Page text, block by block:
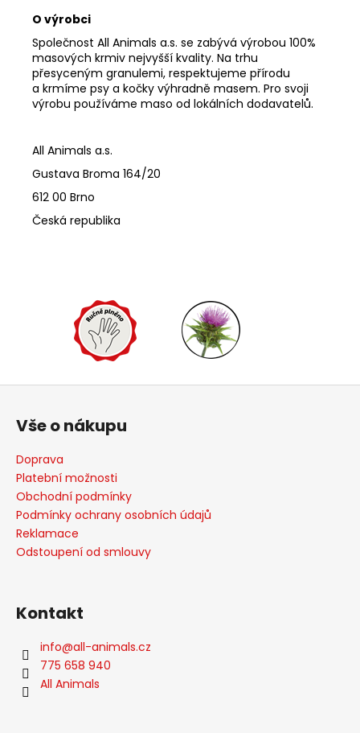
O výrobci
Společnost All Animals a.s. se zabývá výrobou 100%
masových krmiv nejvyšší kvality. Na trhu
přesyceným granulemi, respektujeme přírodu
a krmíme psy a kočky výhradně masem. Pro svoji
výrobu používáme maso od lokálních dodavatelů.
All Animals a.s.
Gustava Broma 164/20
612 00 Brno
Česká republika
Z
Vše o nákupu
Doprava
Platební možnosti
Obchodní podmínky
Podmínky ochrany osobních údajů
Reklamace
Odstoupení od smlouvy
Kontakt
info@all-animals.cz
775 658 940
All Animals